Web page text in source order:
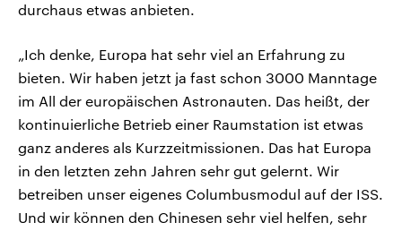
durchaus etwas anbieten.
„Ich denke, Europa hat sehr viel an Erfahrung zu
bieten. Wir haben jetzt ja fast schon 3000 Manntage
im All der europäischen Astronauten. Das heißt, der
kontinuierliche Betrieb einer Raumstation ist etwas
ganz anderes als Kurzzeitmissionen. Das hat Europa
in den letzten zehn Jahren sehr gut gelernt. Wir
betreiben unser eigenes Columbusmodul auf der ISS.
Und wir können den Chinesen sehr viel helfen, sehr